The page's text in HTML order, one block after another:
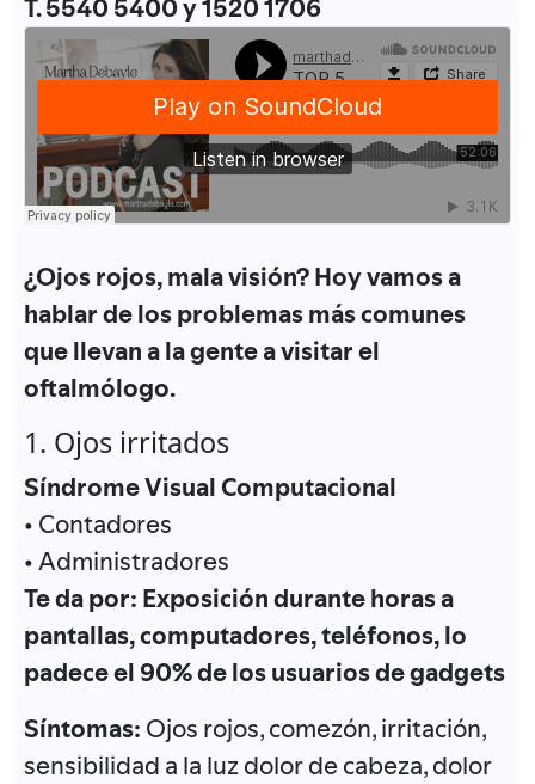
T. 5540 5400 y 1520 1706
¿Ojos rojos, mala visión? Hoy vamos a
hablar de los problemas más comunes
que llevan a la gente a visitar el
oftalmólogo.
1. Ojos irritados
Síndrome Visual Computacional
• Contadores
• Administradores
Te da por: Exposición durante horas a
pantallas, computadores, teléfonos, lo
padece el 90% de los usuarios de gadgets
Síntomas: Ojos rojos, comezón, irritación,
sensibilidad a la luz dolor de cabeza, dolor